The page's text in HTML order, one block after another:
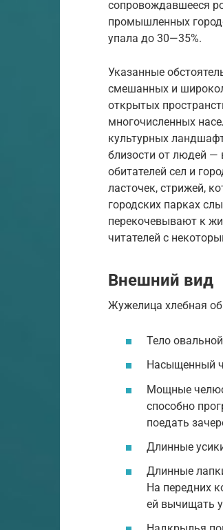
сопровождавшееся
промышленных
упала до 30—35%.
Указанные
смешанных и
открытых
многочисленных
культурных
близости от людей —
обитателей сел и
ласточек, стрижей,
городских парках
перекочевывают к
читателей с
Внешний вид
Жужелица хлебная
Тело
Насыщенный
Мощные
способно
поедать
Длинные
Длинные
На передних
ей вычищать